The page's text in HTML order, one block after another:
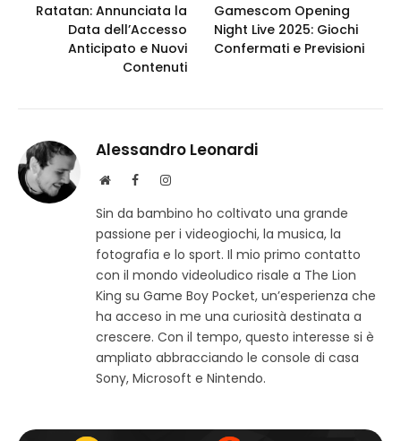
Ratatan: Annunciata la
Data dell’Accesso
Anticipato e Nuovi
Contenuti
Gamescom Opening
Night Live 2025: Giochi
Confermati e Previsioni
Alessandro Leonardi
S
t
o
w
F
c
e
b
k
I
s
t
a
a
m
Sin da bambino ho coltivato una grande
passione per i videogiochi, la musica, la
fotografia e lo sport. Il mio primo contatto
con il mondo videoludico risale a The Lion
King su Game Boy Pocket, un’esperienza che
ha acceso in me una curiosità destinata a
crescere. Con il tempo, questo interesse si è
ampliato abbracciando le console di casa
Sony, Microsoft e Nintendo.